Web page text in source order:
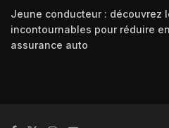
Jeune conducteur : découvrez
incontournables pour réduire
assurance auto